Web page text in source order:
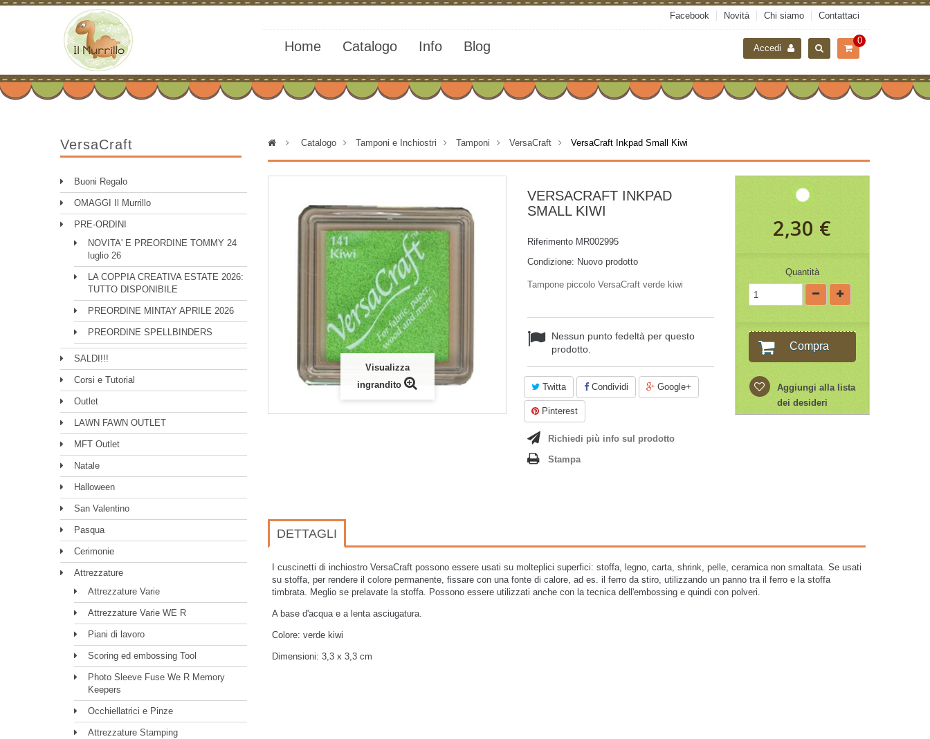
Facebook Novità Chi siamo Contattaci
0
Home Catalogo Info Blog Accedi
VersaCraft
Buoni Regalo
OMAGGI Il Murrillo
PRE-ORDINI
NOVITA' E PREORDINE TOMMY 24
luglio 26
LA COPPIA CREATIVA ESTATE 2026:
TUTTO DISPONIBILE
PREORDINE MINTAY APRILE 2026
PREORDINE SPELLBINDERS
SALDI!!!
Corsi e Tutorial
Outlet
LAWN FAWN OUTLET
MFT Outlet
Natale
Halloween
San Valentino
Pasqua
Cerimonie
Attrezzature
Attrezzature Varie
Attrezzature Varie WE R
Piani di lavoro
Scoring ed embossing Tool
Photo Sleeve Fuse We R Memory
Keepers
Occhiellatrici e Pinze
Attrezzature Stamping
> Catalogo > Tamponi e Inchiostri > Tamponi > VersaCraft > VersaCraft Inkpad Small Kiwi
Visualizza
ingrandito
VERSACRAFT INKPAD
SMALL KIWI
Riferimento MR002995
Condizione: Nuovo prodotto
Tampone piccolo VersaCraft verde kiwi
Nessun punto fedeltà per questo
prodotto.
Twitta Condividi Google+
Pinterest
Richiedi più info sul prodotto
Stampa
2,30 €
Quantità
Compra
Aggiungi alla lista
dei desideri
DETTAGLI
I cuscinetti di inchiostro VersaCraft possono essere usati su molteplici superfici: stoffa, legno, carta, shrink, pelle, ceramica non smaltata. Se usati
su stoffa, per rendere il colore permanente, fissare con una fonte di calore, ad es. il ferro da stiro, utilizzando un panno tra il ferro e la stoffa
timbrata. Meglio se prelavate la stoffa. Possono essere utilizzati anche con la tecnica dell'embossing e quindi con polveri.
A base d'acqua e a lenta asciugatura.
Colore: verde kiwi
Dimensioni: 3,3 x 3,3 cm